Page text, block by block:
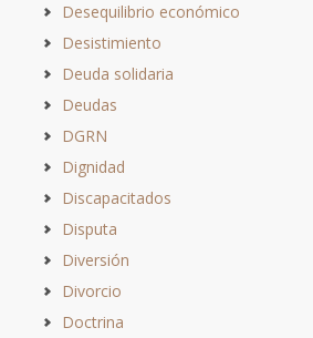
Desequilibrio económico
Desistimiento
Deuda solidaria
Deudas
DGRN
Dignidad
Discapacitados
Disputa
Diversión
Divorcio
Doctrina